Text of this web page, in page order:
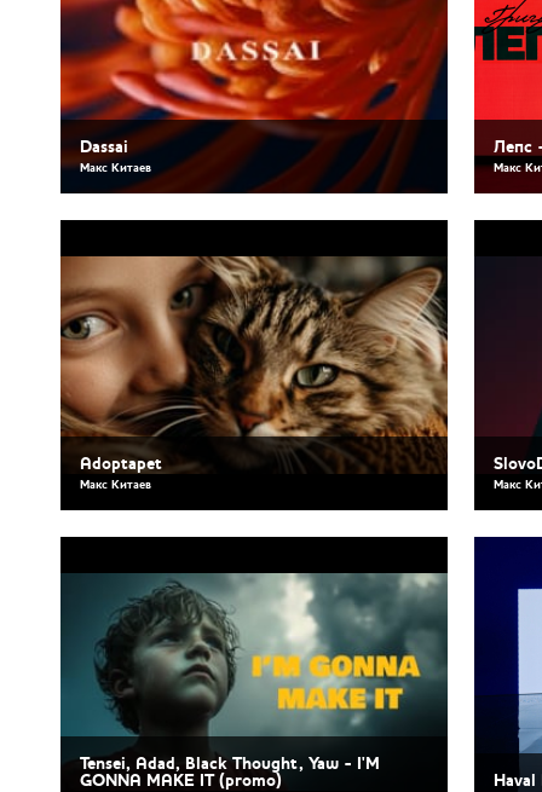
Dassai
Макс Китаев
Лепс
Макс
Adoptapet
Макс Китаев Макс
Tensei, Adad, Black Thought, Yaw - I'M
GONNA MAKE IT (promo) Haval